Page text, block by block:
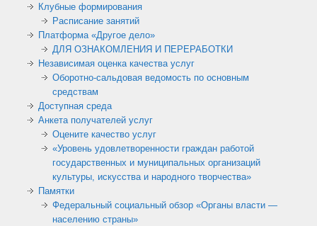
Клубные формирования
Расписание занятий
Платформа «Другое дело»
ДЛЯ ОЗНАКОМЛЕНИЯ И ПЕРЕРАБОТКИ
Независимая оценка качества услуг
Оборотно-сальдовая ведомость по основным
средствам
Доступная среда
Анкета получателей услуг
Оцените качество услуг
«Уровень удовлетворенности граждан работой
государственных и муниципальных организаций
культуры, искусства и народного творчества»
Памятки
Федеральный социальный обзор «Органы власти —
населению страны»